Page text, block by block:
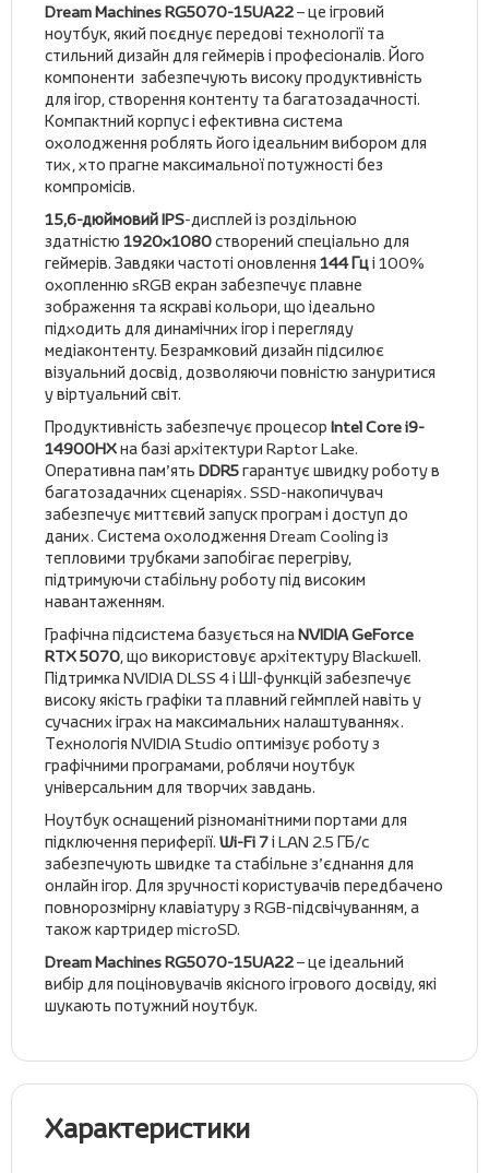
Dream Machines RG5070-15UA22– це ігровий
ноутбук, який поєднує передові технології та
стильний дизайн для геймерів і професіоналів. Його
компоненти забезпечують високу продуктивність
для ігор, створення контенту та багатозадачності.
Компактний корпус і ефективна система
охолодження роблять його ідеальним вибором для
тих, хто прагне максимальної потужності без
компромісів.
15,6-дюймовий IPS-дисплей із роздільною
здатністю 1920x1080створений спеціально для
геймерів. Завдяки частоті оновлення 144 Гці 100%
охопленню sRGB екран забезпечує плавне
зображення та яскраві кольори, що ідеально
підходить для динамічних ігор і перегляду
медіаконтенту. Безрамковий дизайн підсилює
візуальний досвід, дозволяючи повністю зануритися
у віртуальний світ.
Продуктивність забезпечує процесор Intel Core i9-
14900HXна базі архітектури Raptor Lake.
Оперативна пам’ять DDR5гарантує швидку роботу в
багатозадачних сценаріях. SSD-накопичувач
забезпечує миттєвий запуск програм і доступ до
даних. Система охолодження Dream Cooling із
тепловими трубками запобігає перегріву,
підтримуючи стабільну роботу під високим
навантаженням.
Графічна підсистема базується наNVIDIA GeForce
RTX 5070, що використовує архітектуру Blackwell.
Підтримка NVIDIA DLSS 4 і ШІ-функцій забезпечує
високу якість графіки та плавний геймплей навіть у
сучасних іграх на максимальних налаштуваннях.
Технологія NVIDIA Studio оптимізує роботу з
графічними програмами, роблячи ноутбук
універсальним для творчих завдань.
Ноутбук оснащений різноманітними портами для
підключення периферії. Wi-Fi 7і LAN 2.5 ГБ/с
забезпечують швидке та стабільне з’єднання для
онлайн ігор. Для зручності користувачів передбачено
повнорозмірну клавіатуру з RGB-підсвічуванням, а
також картридер microSD.
Dream Machines RG5070-15UA22– це ідеальний
вибір для поціновувачів якісного ігрового досвіду, які
шукають потужний ноутбук.
Характеристики